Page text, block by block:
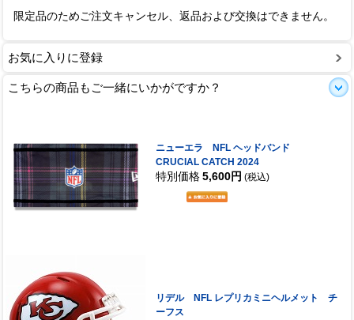
限定品のためご注文キャンセル、返品および交換はできません。
お気に入りに登録
こちらの商品もご一緒にいかがですか？
ニューエラ NFL ヘッドバンド
CRUCIAL CATCH 2024
特別価格 5,600円 (税込)
リデル NFL レプリカミニヘルメット チ
ーフス